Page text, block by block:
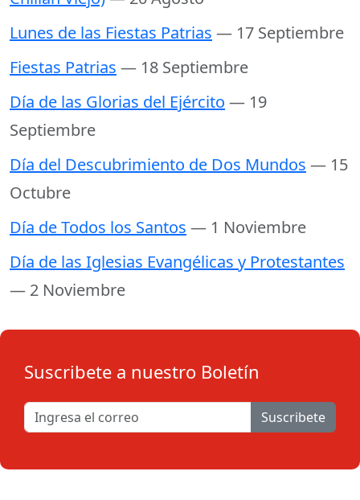
Lunes de las Fiestas Patrias — 17 Septiembre
Fiestas Patrias — 18 Septiembre
Día de las Glorias del Ejército — 19
Septiembre
Día del Descubrimiento de Dos Mundos — 15
Octubre
Día de Todos los Santos — 1 Noviembre
Día de las Iglesias Evangélicas y Protestantes
— 2 Noviembre
Suscribete a nuestro Boletín
Suscribete